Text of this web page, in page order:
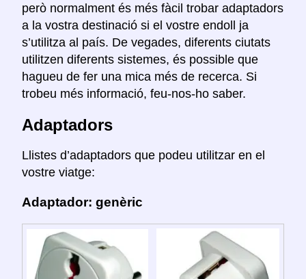
però normalment és més fàcil trobar adaptadors
a la vostra destinació si el vostre endoll ja
s’utilitza al país. De vegades, diferents ciutats
utilitzen diferents sistemes, és possible que
hagueu de fer una mica més de recerca. Si
trobeu més informació, feu-nos-ho saber.
Adaptadors
Llistes d’adaptadors que podeu utilitzar en el
vostre viatge:
Adaptador: genèric